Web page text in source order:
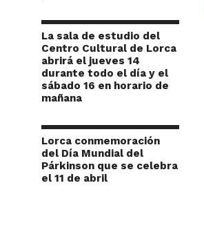
La sala de estudio del
Centro Cultural de Lorca
abrirá el jueves 14
durante todo el día y el
sábado 16 en horario de
mañana
Lorca conmemoración
del Día Mundial del
Párkinson que se celebra
el 11 de abril